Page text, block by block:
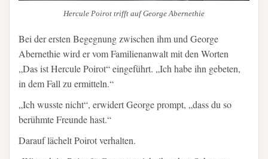
Hercule Poirot trifft auf George Abernethie
Bei der ersten Begegnung zwischen ihm und George
Abernethie wird er vom Familienanwalt mit den Worten
„Das ist Hercule Poirot“ eingeführt. „Ich habe ihn gebeten,
in dem Fall zu ermitteln.“
„Ich wusste nicht“, erwidert George prompt, „dass du so
berühmte Freunde hast.“
Darauf lächelt Poirot verhalten.